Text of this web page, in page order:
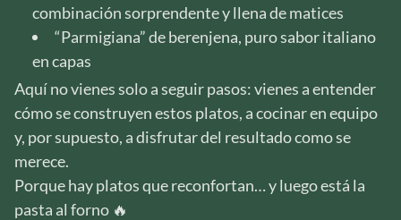
combinación sorprendente y llena de matices
“Parmigiana” de berenjena, puro sabor italiano
en capas
Aquí no vienes solo a seguir pasos: vienes a entender
cómo se construyen estos platos, a cocinar en equipo
y, por supuesto, a disfrutar del resultado como se
merece.
Porque hay platos que reconfortan… y luego está la
pasta al forno 🔥